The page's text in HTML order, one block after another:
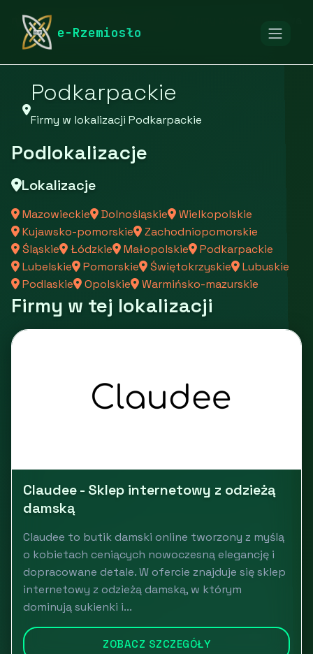
e-Rzemiosło
rymarstwo-poznan.pl
Podkarpackie
Firmy w lokalizacji Podkarpackie
Podlokalizacje
Lokalizacje
Mazowieckie Dolnośląskie
Wielkopolskie
Kujawsko-pomorskie
Zachodniopomorskie
Śląskie
Łódzkie Małopolskie
Podkarpackie
Lubelskie
Pomorskie Świętokrzyskie
Lubuskie
Podlaskie
Opolskie Warmińsko-mazurskie
Firmy w tej lokalizacji
Claudee - Sklep internetowy z odzieżą
damską
Claudee to butik damski online tworzony z myślą
o kobietach ceniących nowoczesną elegancję i
dopracowane detale. W ofercie znajduje się sklep
internetowy z odzieżą damską, w którym
dominują sukienki i...
ZOBACZ SZCZEGÓŁY